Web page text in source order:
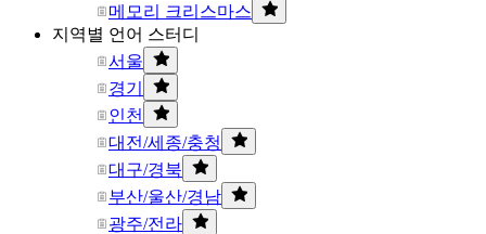
메모리 크리스마스
지역별 언어 스터디
서울
경기
인천
대전/세종/충청
대구/경북
부산/울산/경남
광주/전라